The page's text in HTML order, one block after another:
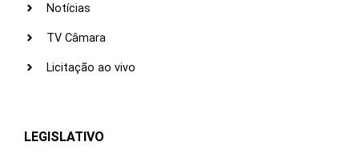
Notícias
TV Câmara
Licitação ao vivo
LEGISLATIVO